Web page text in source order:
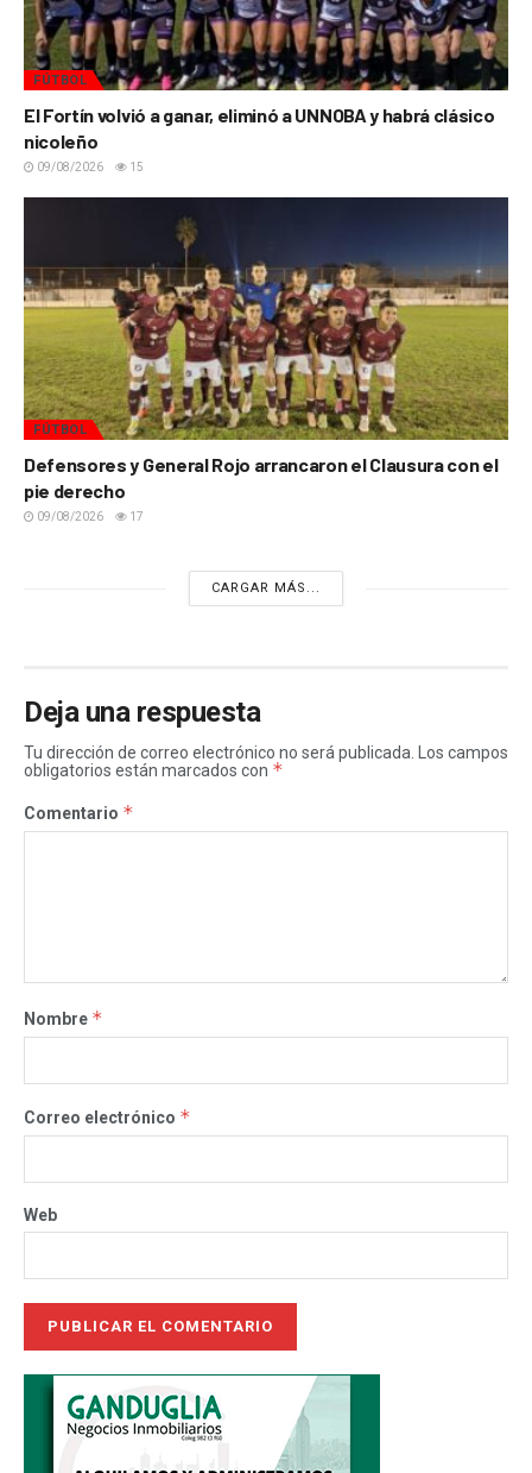
FÚTBOL
El Fortín volvió a ganar, eliminó a UNNOBA y habrá clásico
nicoleño
09/08/2026 15
FÚTBOL
Defensores y General Rojo arrancaron el Clausura con el
pie derecho
09/08/2026 17
CARGAR MÁS...
Deja una respuesta
Tu dirección de correo electrónico no será publicada. Los campos
obligatorios están marcados con *
Comentario *
Nombre *
Correo electrónico *
Web